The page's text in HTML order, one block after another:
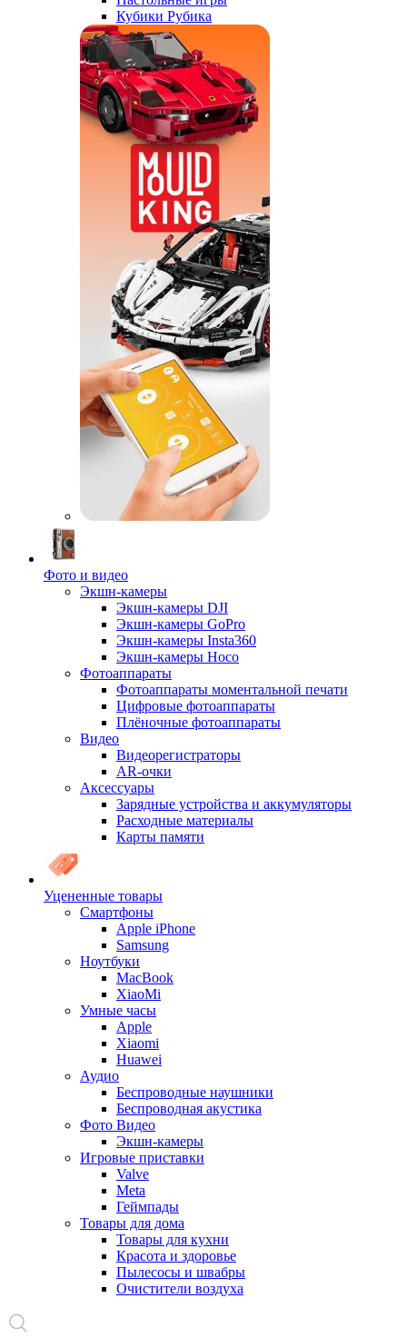
Кубики Рубика
Фото и видео
Экшн-камеры
Экшн-камеры DJI
Экшн-камеры GoPro
Экшн-камеры Insta360
Экшн-камеры Hoco
Фотоаппараты
Фотоаппараты моментальной печати
Цифровые фотоаппараты
Плёночные фотоаппараты
Видео
Видеорегистраторы
AR-очки
Аксессуары
Зарядные устройства и аккумуляторы
Расходные материалы
Карты памяти
Уцененные товары
Cмартфоны
Apple iPhone
Samsung
Ноутбуки
MacBook
XiaoMi
Умные часы
Apple
Xiaomi
Huawei
Аудио
Беспроводные наушники
Беспроводная акустика
Фото Видео
Экшн-камеры
Игровые приставки
Valve
Meta
Геймпады
Товары для дома
Товары для кухни
Красота и здоровье
Пылесосы и швабры
Очистители воздуха